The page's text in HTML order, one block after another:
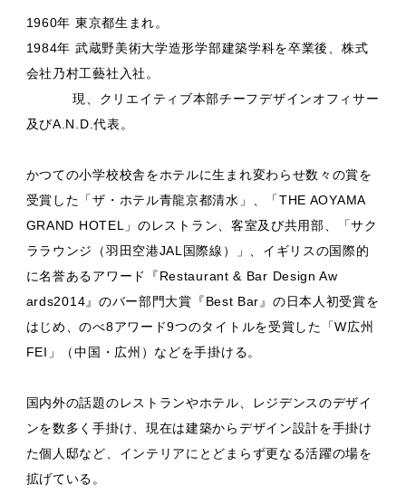
1960年 東京都生まれ。
1984年 武蔵野美術大学造形学部建築学科を卒業後、株式
会社乃村工藝社入社。
現、クリエイティブ本部チーフデザインオフィサー
及びA.N.D.代表。
かつての小学校校舎をホテルに生まれ変わらせ数々の賞を
受賞した「ザ・ホテル青龍京都清水」、「THE AOYAMA
GRAND HOTEL」のレストラン、客室及び共用部、「サク
ララウンジ（羽田空港JAL国際線）」、イギリスの国際的
に名誉あるアワード『Restaurant & Bar Design Aw
ards2014』のバー部門大賞『Best Bar』の日本人初受賞を
はじめ、のべ8アワード9つのタイトルを受賞した「W広州
FEI」（中国・広州）などを手掛ける。
国内外の話題のレストランやホテル、レジデンスのデザイ
ンを数多く手掛け、現在は建築からデザイン設計を手掛け
た個人邸など、インテリアにとどまらず更なる活躍の場を
拡げている。